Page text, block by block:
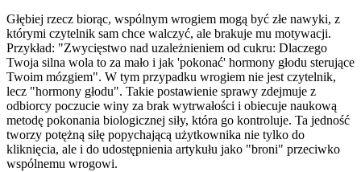
Głębiej rzecz biorąc, wspólnym wrogiem mogą być złe nawyki, z
którymi czytelnik sam chce walczyć, ale brakuje mu motywacji.
Przykład: "Zwycięstwo nad uzależnieniem od cukru: Dlaczego
Twoja silna wola to za mało i jak 'pokonać' hormony głodu sterujące
Twoim mózgiem". W tym przypadku wrogiem nie jest czytelnik,
lecz "hormony głodu". Takie postawienie sprawy zdejmuje z
odbiorcy poczucie winy za brak wytrwałości i obiecuje naukową
metodę pokonania biologicznej siły, która go kontroluje. Ta jedność
tworzy potężną siłę popychającą użytkownika nie tylko do
kliknięcia, ale i do udostępnienia artykułu jako "broni" przeciwko
wspólnemu wrogowi.